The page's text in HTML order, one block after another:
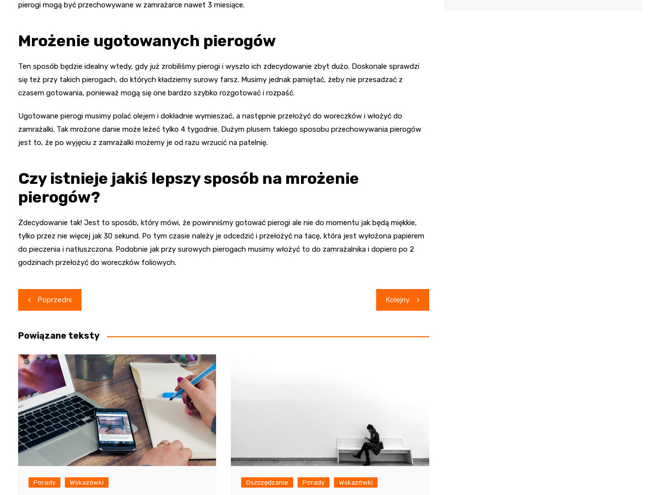
pierogi mogą być przechowywane w zamrażarce nawet 3 miesiące.
Mrożenie ugotowanych pierogów
Ten sposób będzie idealny wtedy, gdy już zrobiliśmy pierogi i wyszło ich zdecydowanie zbyt dużo. Doskonale sprawdzi
się też przy takich pierogach, do których kładziemy surowy farsz. Musimy jednak pamiętać, żeby nie przesadzać z
czasem gotowania, ponieważ mogą się one bardzo szybko rozgotować i rozpaść.
Ugotowane pierogi musimy polać olejem i dokładnie wymieszać, a następnie przełożyć do woreczków i włożyć do
zamrażalki. Tak mrożone danie może leżeć tylko 4 tygodnie. Dużym plusem takiego sposobu przechowywania pierogów
jest to, że po wyjęciu z zamrażalki możemy je od razu wrzucić na patelnię.
Czy istnieje jakiś lepszy sposób na mrożenie
pierogów?
Zdecydowanie tak! Jest to sposób, który mówi, że powinniśmy gotować pierogi ale nie do momentu jak będą miękkie,
tylko przez nie więcej jak 30 sekund. Po tym czasie należy je odcedzić i przełożyć na tacę, która jest wyłożona papierem
do pieczenia i natłuszczona. Podobnie jak przy surowych pierogach musimy włożyć to do zamrażalnika i dopiero po 2
godzinach przełożyć do woreczków foliowych.
Nawigacja
wpisu
Poprzedni Kolejny
Powiązane teksty
Porady Wskazówki Oszczędzanie Porady Wskazówki